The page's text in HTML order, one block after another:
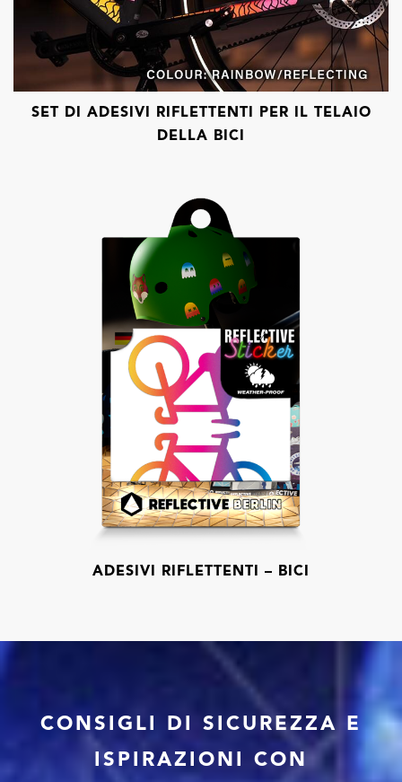
SET DI ADESIVI RIFLETTENTI PER IL TELAIO
DELLA BICI
ADESIVI RIFLETTENTI – BICI
CONSIGLI DI SICUREZZA E
ISPIRAZIONI CON